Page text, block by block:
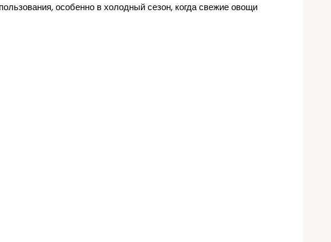
особенно в холодный сезон, когда свежие овощи